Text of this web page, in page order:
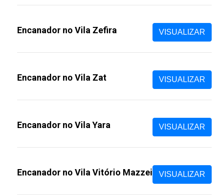
Encanador no Vila Zefira VISUALIZAR
Encanador no Vila Zat VISUALIZAR
Encanador no Vila Yara VISUALIZAR
Encanador no Vila Vitório Mazzei VISUALIZAR